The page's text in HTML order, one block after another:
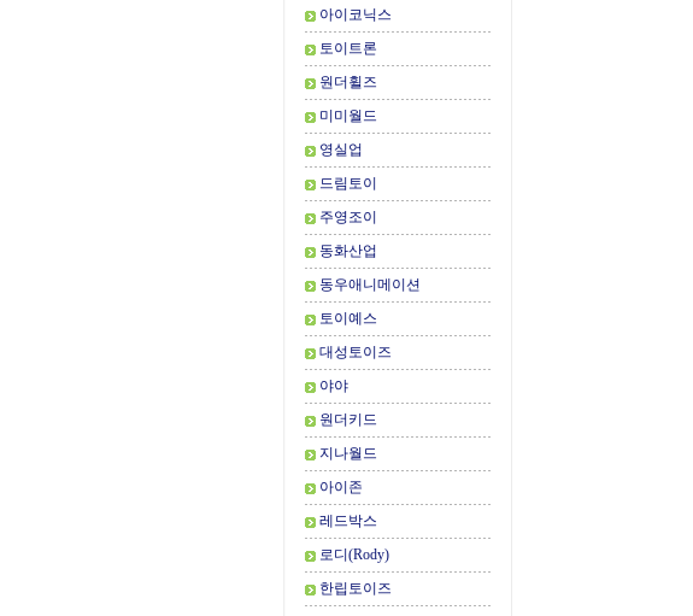
아이코닉스
토이트론
원더휠즈
미미월드
영실업
드림토이
주영조이
동화산업
동우애니메이션
토이예스
대성토이즈
야야
원더키드
지나월드
아이존
레드박스
로디(Rody)
한립토이즈